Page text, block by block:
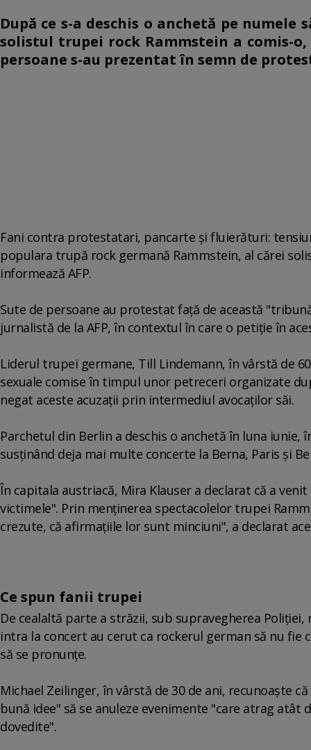
După ce s-a deschis o anchetă pe
solistul trupei rock Rammstein a comis-
persoane s-au prezentat în semn de
Fani contra protestatari, pancarte şi fluierături:
populara trupă rock germană Rammstein, al cărei
informează AFP.
Sute de persoane au protestat faţă de această
jurnalistă de la AFP, în contextul în care o petiţie în
Liderul trupei germane, Till Lindemann, în vârstă de
sexuale comise în timpul unor petreceri organizate
negat aceste acuzaţii prin intermediul avocaţilor săi.
Parchetul din Berlin a deschis o anchetă în luna
susţinând deja mai multe concerte la Berna, Paris şi
În capitala austriacă, Mira Klauser a declarat că a
victimele". Prin menţinerea spectacolelor trupei
crezute, că afirmaţiile lor sunt minciuni", a declarat
Ce spun fanii trupei
De cealaltă parte a străzii, sub supravegherea
intra la concert au cerut ca rockerul german să nu
să se pronunţe.
Michael Zeilinger, în vârstă de 30 de ani, recunoaşte
bună idee" să se anuleze evenimente "care atrag
dovedite".